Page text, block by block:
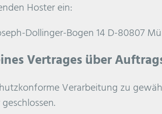
Hoster ein:
Dollinger-Bogen 14 D-80807
Vertrages über
Verarbeitung zu